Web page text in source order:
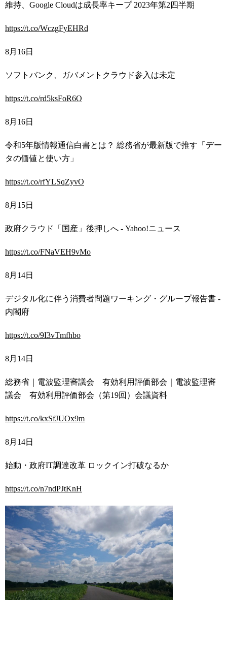
維持、 Google Cloudは成長率キープ2023年第2 四半期
https://t.co/WczgFyEHRd
8月 16日
ソフトバンク、ガバメントクラウド参入は未定
https://t.co/rd5ksFoR6O
8月 16日
令和5年版情報通信白書とは？ 総務省が最新版で推す「デー
タの価値と使い方」
https://t.co/rfYLSqZyvO
8月 15日
政府クラウド「国産」後押しへ - Yahoo!ニュース
https://t.co/FNaVEH9vMo
8月 14日
デジタル化に伴う消費者問題ワーキング・グループ報告書 -
内閣府
https://t.co/9I3vTmfhbo
8月 14日
総務省｜電波監理審議会 有効利用評価部会｜電波監理審
議会 有効利用評価部会（第19回）会議資料
https://t.co/kxSfJUOx9m
8月 14日
始動・政府IT調達改革 ロックイン打破なるか
https://t.co/n7ndPJtKnH